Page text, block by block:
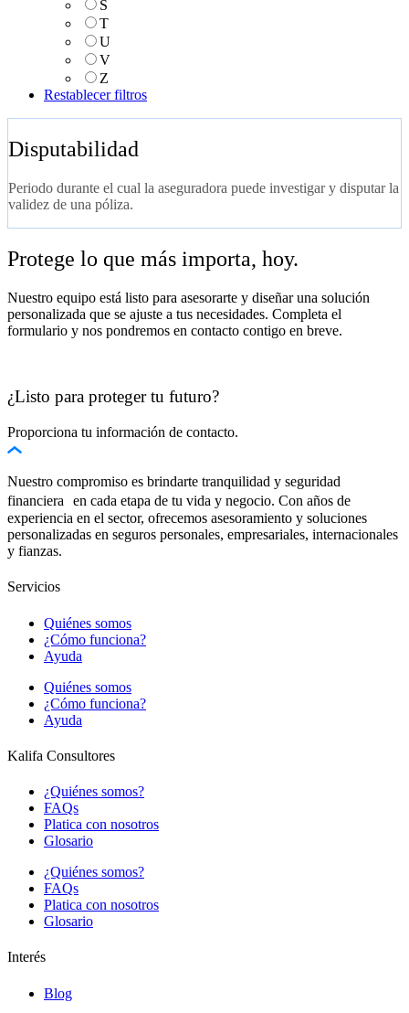
S
T
U
V
Z
Restablecer filtros
Disputabilidad
Periodo durante el cual la aseguradora puede investigar y disputar la
validez de una póliza.
Protege lo que más importa, hoy.
Nuestro equipo está listo para asesorarte y diseñar una solución
personalizada que se ajuste a tus necesidades. Completa el
formulario y nos pondremos en contacto contigo en breve.
¿Listo para proteger tu futuro?
Proporciona tu información de contacto.
Nuestro compromiso es brindarte tranquilidad y seguridad
financiera en cada etapa de tu vida y negocio. Con años de
experiencia en el sector, ofrecemos asesoramiento y soluciones
personalizadas en seguros personales, empresariales, internacionales
y fianzas.
Servicios
Quiénes somos
¿Cómo funciona?
Ayuda
Quiénes somos
¿Cómo funciona?
Ayuda
Kalifa Consultores
¿Quiénes somos?
FAQs
Platica con nosotros
Glosario
¿Quiénes somos?
FAQs
Platica con nosotros
Glosario
Interés
Blog